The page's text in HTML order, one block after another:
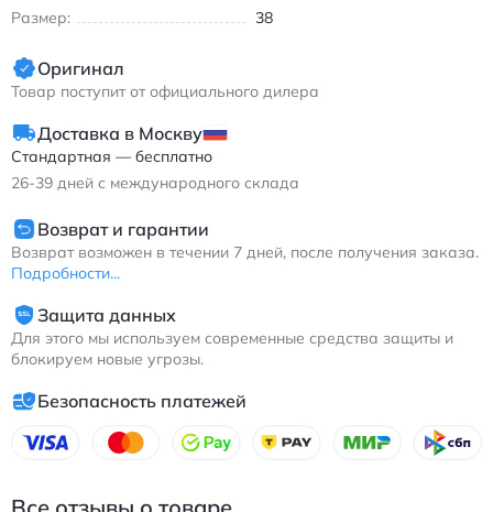
беге на средние и длинные дистанции.
анатомическую форму, которая повторяет естественные
контуры стопы. Внутренняя часть выполнена без подкладки,
что улучшает воздухообмен и снижает вес обуви. Модель
подходит для весенне-летнего сезона благодаря легкому и
дышащему верху.
Asics GEL-Nimbus 25 – надежный выбор для спортсменов,
технологичность и комфорт в каждой тренировке.
Асикс GEL-Nimbus 25 кроссовки для бега с амортизацией и
дышащим верхом
Размер: 38
Оригинал
Товар поступит от официального дилера
Доставка в Москву
Стандартная — бесплатно
26-39 дней с международного склада
Возврат и гарантии
Возврат возможен в течении 7 дней, после получения заказа.
Подробности...
Защита данных
Для этого мы используем современные средства защиты и
блокируем новые угрозы.
Безопасность платежей